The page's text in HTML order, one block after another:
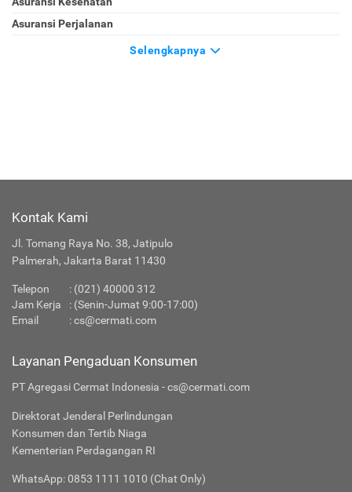
Asuransi Perjalanan
Selengkapnya
Kontak Kami
Jl. Tomang Raya No. 38, Jatipulo
Palmerah, Jakarta Barat 11430
Telepon
: (021) 40000 312
Jam Kerja
: (Senin-Jumat 9:00-17:00)
Email
:cs@cermati.com
Layanan Pengaduan Konsumen
PT Agregasi Cermat Indonesia - cs@cermati.com
Direktorat Jenderal Perlindungan
Konsumen dan Tertib Niaga
Kementerian Perdagangan RI
WhatsApp: 0853 1111 1010 (Chat Only)